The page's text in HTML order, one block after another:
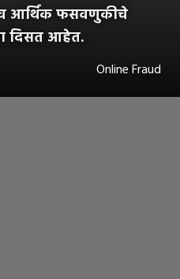
आर्थिक फसवणुकीचे
दिसत आहेत.
Online Fraud